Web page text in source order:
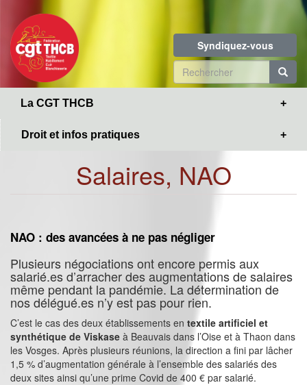
contenu
principal
Syndiquez-vous
Formulaire
de
La CGT THCB
Droit et infos pratiques
Salaires, NAO
NAO : des avancées à ne pas négliger
Plusieurs négociations ont encore permis aux
salarié.es d’arracher des augmentations de salaires
même pendant la pandémie. La détermination de
nos délégué.es n’y est pas pour rien.
C’est le cas des deux établissements en textile artificiel et
synthétique de Viskase à Beauvais dans l’Oise et à Thaon dans
les Vosges. Après plusieurs réunions, la direction a fini par lâcher
1,5 % d’augmentation générale à l’ensemble des salariés des
deux sites ainsi qu’une prime Covid de 400 € par salarié.